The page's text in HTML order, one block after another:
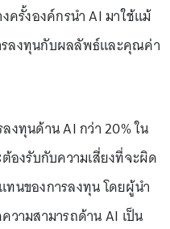
ครั้งองค์กรนำ AI มาใช้แม้
รลงทุนกับผลลัพธ์และคุณค่า
งทุนด้าน AI กว่า 20% ใน
องรับกับความเสี่ยงที่จะผิด
นของการลงทุน โดยผู้นำ
วามสามารถด้าน AI เป็น